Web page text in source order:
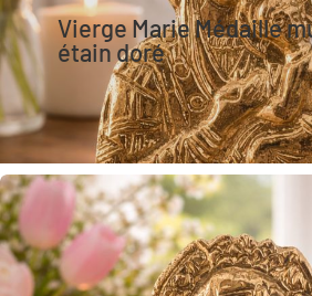
Vierge Marie Médaille
étain doré